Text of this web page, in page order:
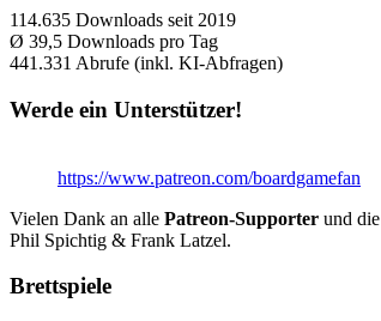
114.635 Downloads seit 2019
Ø 39,5 Downloads pro Tag
441.331 Abrufe (inkl. KI-Abfragen)
Werde ein Unterstützer!
https://www.patreon.com/boardgamefan
Vielen Dank an alle Patreon-Supporter und die
Phil Spichtig & Frank Latzel.
Brettspiele